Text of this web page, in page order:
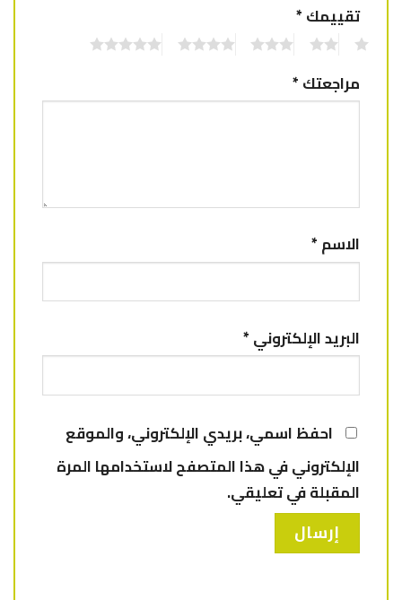
تقييمك*
مراجعتك*
الاسم*
البريد الإلكتروني*
احفظ اسمي، بريدي الإلكتروني، والموقع
الإلكتروني في هذا المتصفح لاستخدامها المرة
المقبلة في تعليقي.